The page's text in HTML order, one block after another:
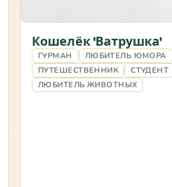
Кошелёк 'Ватрушка'
ГУРМАН
ЛЮБИТЕЛЬ ЮМОРА
ПУТЕШЕСТВЕННИК
СТУДЕНТ
ЛЮБИТЕЛЬ ЖИВОТНЫХ